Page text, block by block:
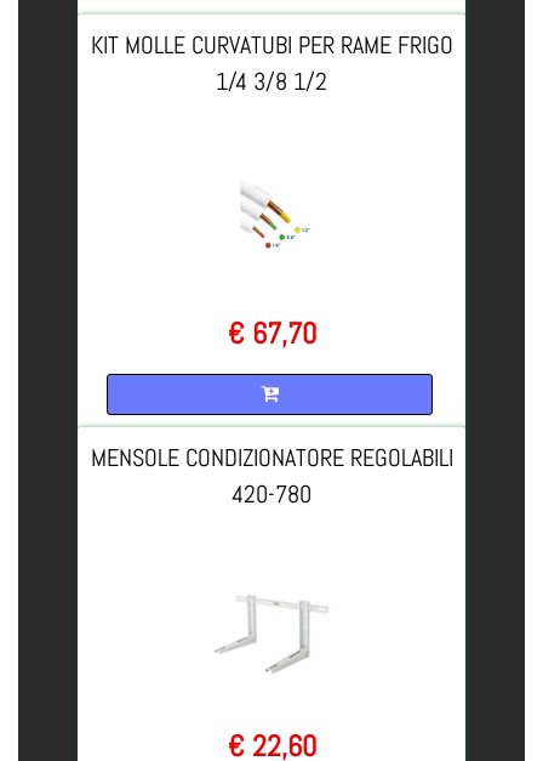
KIT MOLLE CURVATUBI PER RAME FRIGO
1/4 3/8 1/2
€ 67,70
MENSOLE CONDIZIONATORE REGOLABILI
420-780
€ 22,60